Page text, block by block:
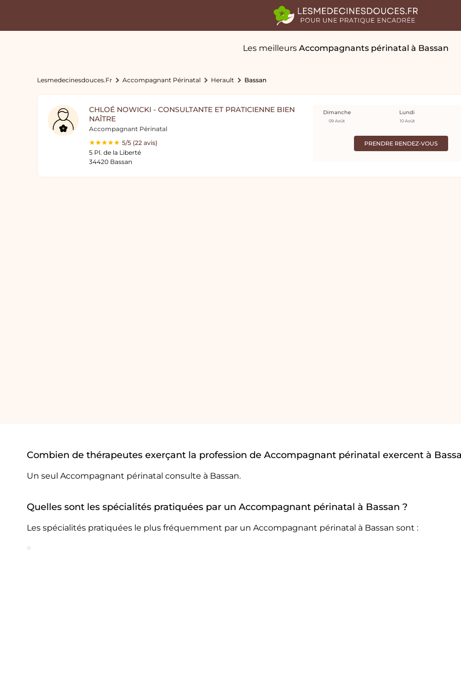
Les meilleurs Accompagnants périnatal à Bassan
Lesmedecinesdouces.fr Accompagnant Périnatal Herault Bassan
CHLOÉ NOWICKI - CONSULTANTE ET PRATICIENNE BIEN
NAÎTRE
Accompagnant Périnatal
5/5 (22 avis)
5 Pl. de la Liberté
34420 Bassan
PRENDRE RENDEZ-VOUS
Dimanche
09 Août
Lundi
10 Août
Combien de thérapeutes exerçant la profession de Accompagnant périnatal exercent à
Un seul Accompagnant périnatal consulte à Bassan.
Quelles sont les spécialités pratiquées par un Accompagnant périnatal à Bassan ?
Les spécialités pratiquées le plus fréquemment par un Accompagnant périnatal à Bassan sont :